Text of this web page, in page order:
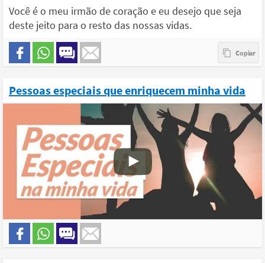
Você é o meu irmão de coração e eu desejo que seja
deste jeito para o resto das nossas vidas.
Pessoas especiais que enriquecem minha vida